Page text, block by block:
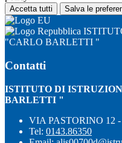
Accetta tutti Salva le
"CARLO BARLETTI "
Contatti
ISTITUTO DI
BARLETTI "
VIA PASTORINO 12
Tel: 0143.86350